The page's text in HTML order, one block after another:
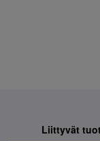
Liittyvät